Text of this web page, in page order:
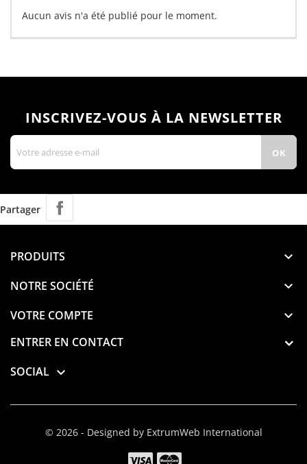
Aucun avis n'a été publié pour le moment.
INSCRIVEZ-VOUS À LA NEWSLETTER
Partager
PRODUITS 
NOTRE SOCIÉTÉ 
VOTRE COMPTE 
ENTRER EN CONTACT
SOCIAL 
© 2026 - Designed by ExtrumWeb International